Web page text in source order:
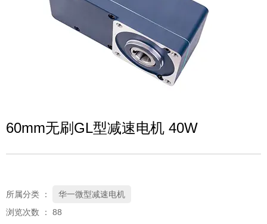
60mm无刷GL型减速电机 40W
所属分类 ：
华一微型减速电机
浏览次数 ： 88